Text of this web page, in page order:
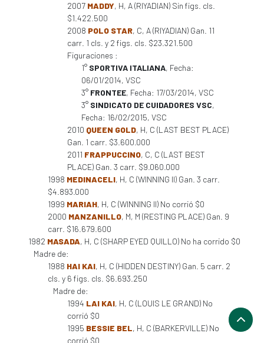
2007 MADDY, H, A (RIYADIAN) Sin figs. cls.
$1.422.500
2008 POLO STAR, C, A (RIYADIAN) Gan. 11
carr. 1 cls. y 2 figs. cls. $23.321.500
Figuraciones :
1° SPORTIVA ITALIANA, Fecha:
06/01/2014, VSC
3° FRONTEE, Fecha: 17/03/2014, VSC
3° SINDICATO DE CUIDADORES VSC,
Fecha: 16/02/2015, VSC
2010 QUEEN GOLD, H, C (LAST BEST PLACE)
Gan. 1 carr. $3.600.000
2011 FRAPPUCCINO, C, C (LAST BEST
PLACE) Gan. 3 carr. $9.060.000
1998 MEDINACELI, H, C (WINNING II) Gan. 3 carr.
$4.893.000
1999 MARIAH, H, C (WINNING II) No corrió $0
2000 MANZANILLO, M, M (RESTING PLACE) Gan. 9
carr. $16.679.600
1982 MASADA, H, C (SHARP EYED QUILLO) No ha corrido $0
Madre de:
1988 HAI KAI, H, C (HIDDEN DESTINY) Gan. 5 carr. 2
cls. y 6 figs. cls. $6.693.250
Madre de:
1994 LAI KAI, H, C (LOUIS LE GRAND) No
corrió $0
1995 BESSIE BEL, H, C (BARKERVILLE) No
corrió $0